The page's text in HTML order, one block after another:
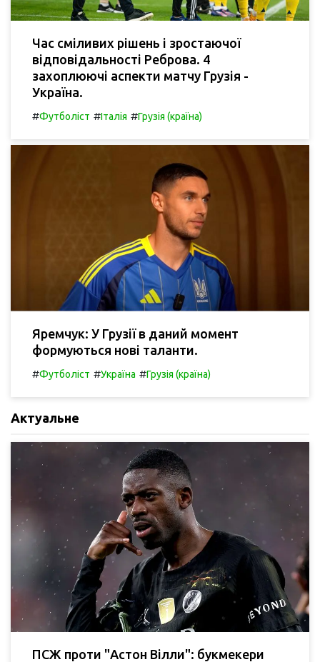
Час сміливих рішень і зростаючої
відповідальності Реброва. 4
захоплюючі аспекти матчу Грузія -
Україна.
#Футболіст #Італія #Грузія (країна)
Яремчук: У Грузії в даний момент
формуються нові таланти.
#Футболіст #Україна #Грузія (країна)
Актуальне
ПСЖ проти "Астон Вілли": букмекери